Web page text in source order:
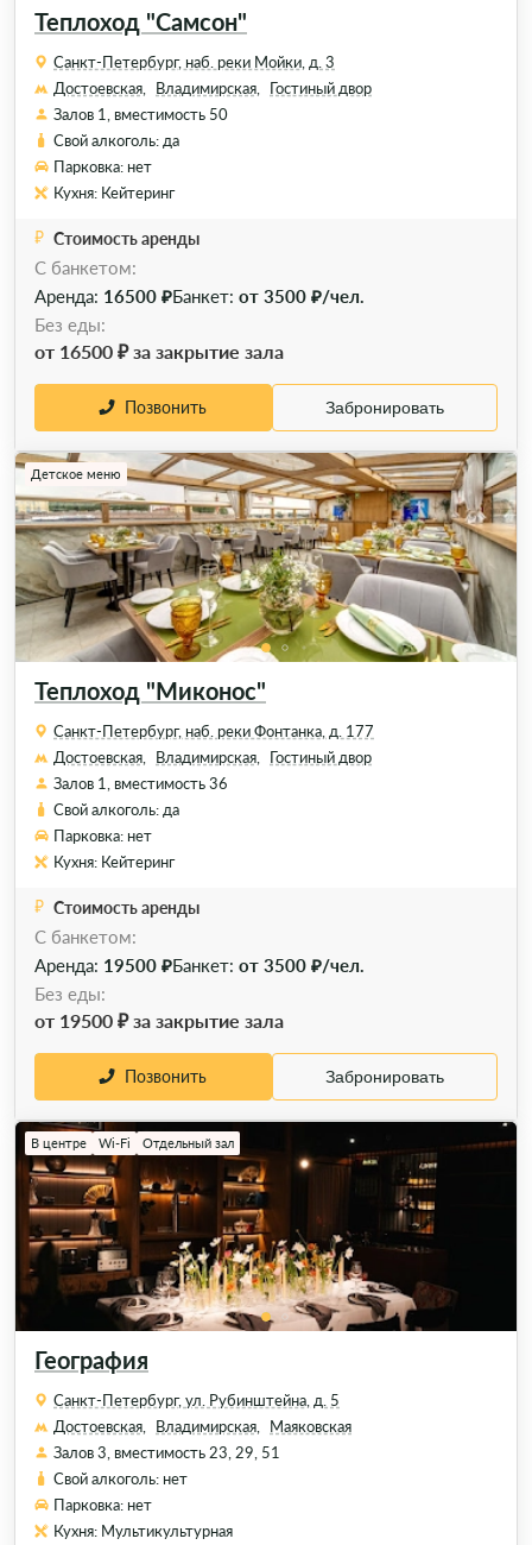
Теплоход "Самсон"
Санкт-Петербург, наб. реки Мойки, д. 3
Достоевская,
Владимирская,
Гостиный двор
Залов 1, вместимость 50
Свой алкоголь: да
Парковка: нет
Кухня: Кейтеринг
Стоимость аренды
C банкетом:
Аренда: 16500 ₽Банкет: от 3500 ₽/чел.
Без еды:
от 16500 ₽ за закрытие зала
Позвонить Забронировать
Теплоход "Миконос"
Детское меню
Санкт-Петербург, наб. реки Фонтанка, д. 177
Достоевская,
Владимирская,
Гостиный двор
Залов 1, вместимость 36
Свой алкоголь: да
Парковка: нет
Кухня: Кейтеринг
Стоимость аренды
C банкетом:
Аренда: 19500 ₽Банкет: от 3500 ₽/чел.
Без еды:
от 19500 ₽ за закрытие зала
Позвонить Забронировать
География
В центре Wi-Fi Отдельный зал
Санкт-Петербург, ул. Рубинштейна, д. 5
Достоевская,
Владимирская,
Маяковская
Залов 3, вместимость 23, 29, 51
Свой алкоголь: нет
Парковка: нет
Кухня: Мультикультурная